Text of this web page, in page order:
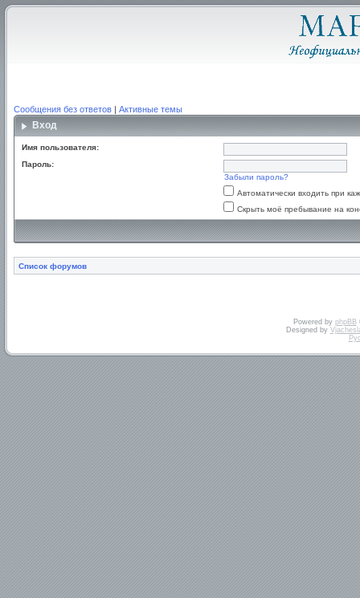
Сообщения без ответов | Активные темы
Вход
Имя пользователя:
Пароль:
Забыли пароль?
Автоматически входить при
Скрыть моё пребывание на
Список форумов
Powered by phpBB
Designed by